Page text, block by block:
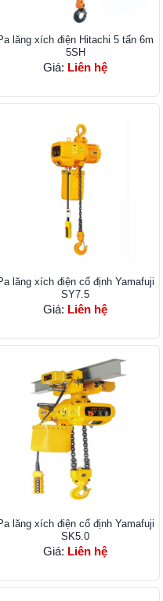
lăng xích điện Hitachi 5 tấn 6m
5SH
Giá: Liên hệ
lăng xích điện cố định Yamafuji
SY7.5
Giá: Liên hệ
lăng xích điện cố định Yamafuji
SK5.0
Giá: Liên hệ